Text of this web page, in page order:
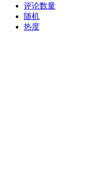
评论数量
随机
热度